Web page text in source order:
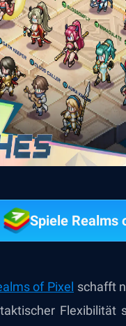
Spiele Realms
of Pixel schafft